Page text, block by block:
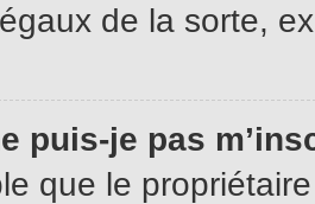
de la sorte,
puis-je pas
que le